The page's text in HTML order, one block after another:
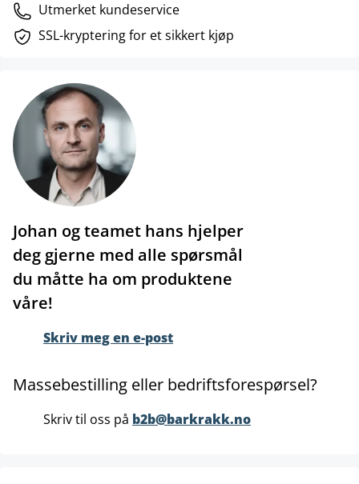
Utmerket kundeservice
SSL-kryptering for et sikkert kjøp
Johan og teamet hans hjelper
deg gjerne med alle spørsmål
du måtte ha om produktene
våre!
Skriv meg en e-post
Massebestilling eller bedriftsforespørsel?
Skriv til oss på b2b@barkrakk.no